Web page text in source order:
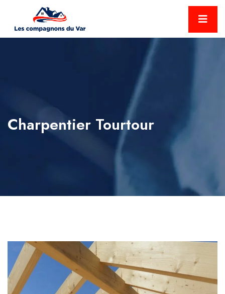
Charpentier Tourtour